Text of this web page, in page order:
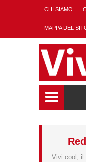
CHI SIAMO
MAPPA DEL
Vivi cool, il